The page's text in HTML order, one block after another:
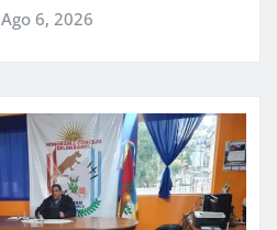
Ago 6, 2026